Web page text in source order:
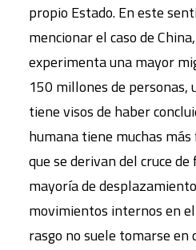
propio Estado. En este
mencionar el caso de
experimenta una mayor
150 millones de personas,
tiene visos de haber
humana tiene muchas
que se derivan del cruce
mayoría de
movimientos internos en
rasgo no suele tomarse en